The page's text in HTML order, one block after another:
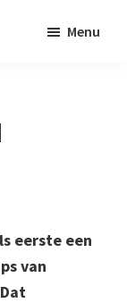
Menu
eerste een
van